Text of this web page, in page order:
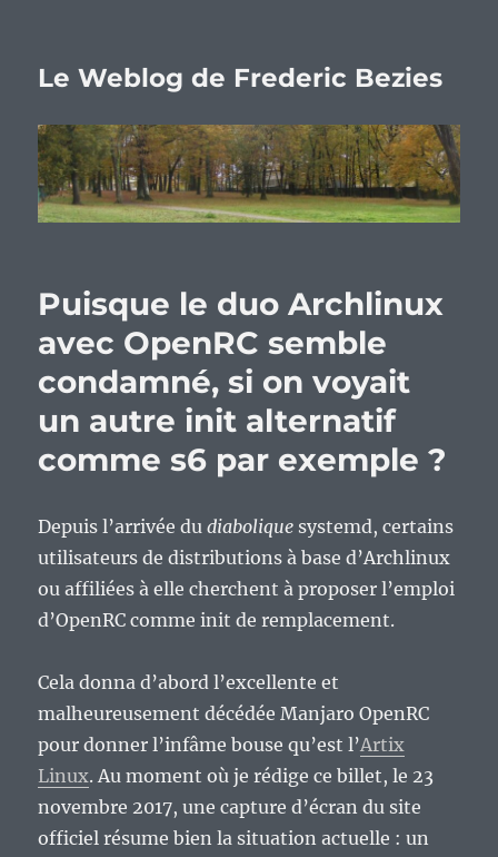
Le Weblog de Frederic Bezies
Puisque le duo Archlinux
avec OpenRC semble
condamné, si on voyait
un autre init alternatif
comme s6 par exemple ?
Depuis l’arrivée dudiabolique systemd, certains
utilisateurs de distributions à base d’Archlinux
ou affiliées à elle cherchent à proposer l’emploi
d’OpenRC comme init de remplacement.
Cela donna d’abord l’excellente et
malheureusement décédée Manjaro OpenRC
pour donner l’infâme bouse qu’est l’Artix
Linux. Au moment où je rédige ce billet, le 23
novembre 2017, une capture d’écran du site
officiel résume bien la situation actuelle : un